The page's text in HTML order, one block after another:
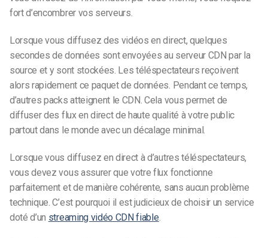
fort d’encombrer vos serveurs.
Lorsque vous diffusez des vidéos en direct, quelques
secondes de données sont envoyées au serveur CDN par la
source et y sont stockées. Les téléspectateurs reçoivent
alors rapidement ce paquet de données. Pendant ce temps,
d’autres packs atteignent le CDN. Cela vous permet de
diffuser des flux en direct de haute qualité à votre public
partout dans le monde avec un décalage minimal.
Lorsque vous diffusez en direct à d’autres téléspectateurs,
vous devez vous assurer que votre flux fonctionne
parfaitement et de manière cohérente, sans aucun problème
technique. C’est pourquoi il est judicieux de choisir un service
doté d’un streaming vidéo CDN fiable